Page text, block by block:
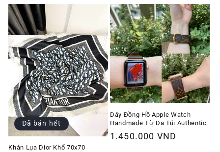
thường
Đã bán hết
Khăn Lụa Dior Khổ 70x70
Dây Đồng Hồ Apple Watch
Handmade Từ Da Túi Authentic
Giá
1.450.000 VND